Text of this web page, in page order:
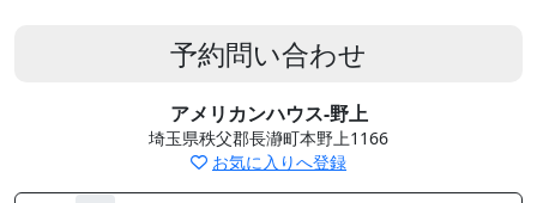
予約問い合わせ
アメリカンハウス-野上
埼玉県秩父郡長瀞町本野上1166
お気に入りへ登録